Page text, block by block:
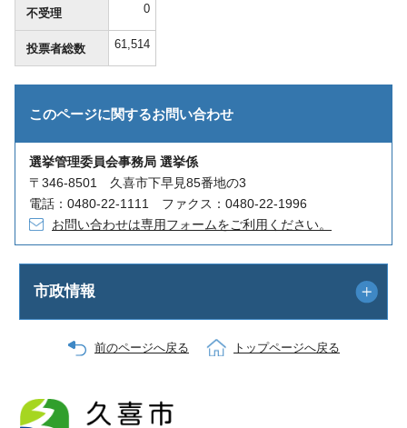
不受理 0
投票者総数 61,514
このページに関するお問い合わせ
選挙管理委員会事務局 選挙係
〒346-8501 久喜市下早見85番地の3
電話：0480-22-1111 ファクス：0480-22-1996
お問い合わせは専用フォームをご利用ください。
市政情報
前のページへ戻る トップページへ戻る